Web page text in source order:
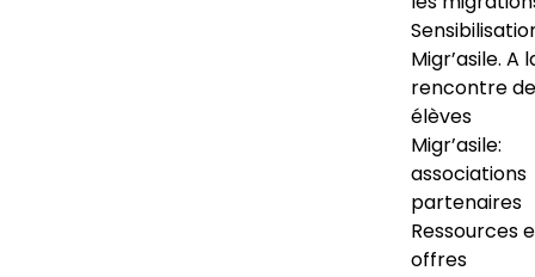
Migr’asile. A
rencontre
élèves
Migr’asile:
associations
partenaires
Ressources
offres